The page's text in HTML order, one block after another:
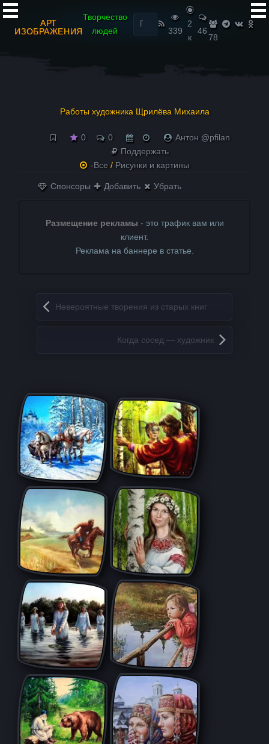
АРТ
ИЗОБРАЖЕНИЯ
Творчество
людей
Найти:
339
2
к
46
78
Работы художника Щрилёва Михаила
0 0
Антон @pfilan
Поддержать
-Все / Рисунки и картины
Спонсоры Добавить Убрать
Размещение рекламы - это трафик вам или
клиент.
Реклама на баннере в статье.
Запись навигация
Невероятные творения из старых книг
Когда сосед — художник